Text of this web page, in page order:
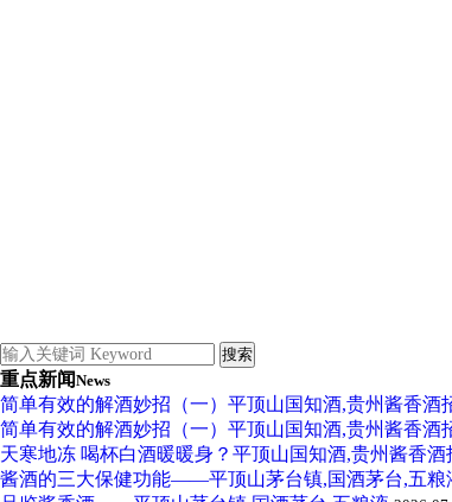
重点新闻News
简单有效的解酒妙招（一）平顶山国知酒,贵州酱香酒
简单有效的解酒妙招（一）平顶山国知酒,贵州酱香酒
天寒地冻 喝杯白酒暖暖身？平顶山国知酒,贵州酱香酒
酱酒的三大保健功能——平顶山茅台镇,国酒茅台,五粮